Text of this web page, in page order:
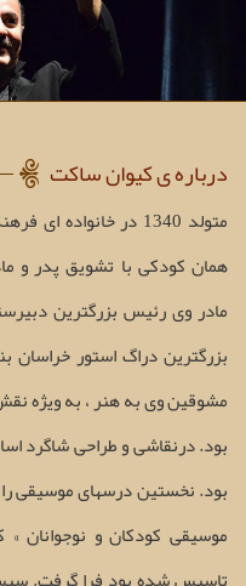
درباره ی کیوان ساکت
متولد 1340 در
همان کودکی با تشويق پدر و
مادر وی رئیس بزرگترين
بزرگترين دراگ استور خراسان
مشوقين وی به هنر ، به ويژه
بود. درنقاشی و طراحی شاگرد
بود. نخستین درسهای موسيقی را
موسيقی کودکان و